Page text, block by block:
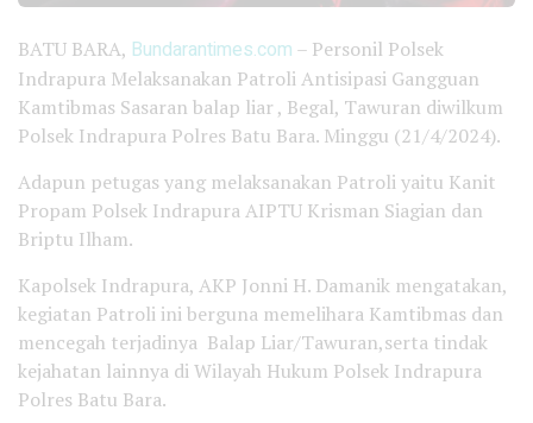
BATU BARA, Bundarantimes.com – Personil Polsek
Indrapura Melaksanakan Patroli Antisipasi Gangguan
Kamtibmas Sasaran balap liar , Begal, Tawuran diwilkum
Polsek Indrapura Polres Batu Bara. Minggu (21/4/2024).
Adapun petugas yang melaksanakan Patroli yaitu Kanit
Propam Polsek Indrapura AIPTU Krisman Siagian dan
Briptu Ilham.
Kapolsek Indrapura, AKP Jonni H. Damanik mengatakan,
kegiatan Patroli ini berguna memelihara Kamtibmas dan
mencegah terjadinya Balap Liar/Tawuran,serta tindak
kejahatan lainnya di Wilayah Hukum Polsek Indrapura
Polres Batu Bara.